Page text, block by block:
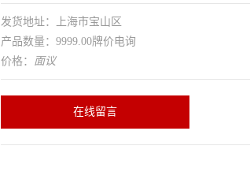
发货地址：上海市宝山区
产品数量：9999.00牌价电询
价格： 面议
在线留言